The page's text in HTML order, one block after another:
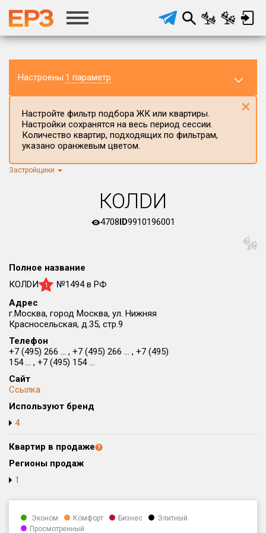
Настроены 1 параметр
Регион ЖК
Округ
Район в городе
Все
Цена
от
от
от
Вид объекта
Кол-во комнат
Настройте фильтр подбора ЖК или квартиры.
Настройки сохранятся на весь период сессии.
Количество квартир, подходящих по фильтрам,
указано оранжевым цветом.
×
Застройщики
КОЛDИ
4708ID9910196001
Полное название
КОЛDИ
1
№1494 в РФ
Адрес
г.Москва, город Москва, ул. Нижняя
Красносельская, д.35, стр.9
Телефон
+7 (495) 266 ... , +7 (495) 266 ... , +7 (495)
154 ... , +7 (495) 154 ...
Сайт
Ссылка
Используют бренд
4
Квартир в продаже
Регионы продаж
1
Эконом Комфорт Бизнес
Элитный
Просмотренный